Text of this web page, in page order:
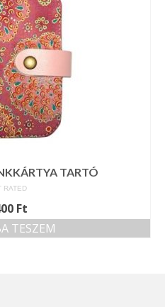
TARTÓ
RATED
Ft
TESZEM